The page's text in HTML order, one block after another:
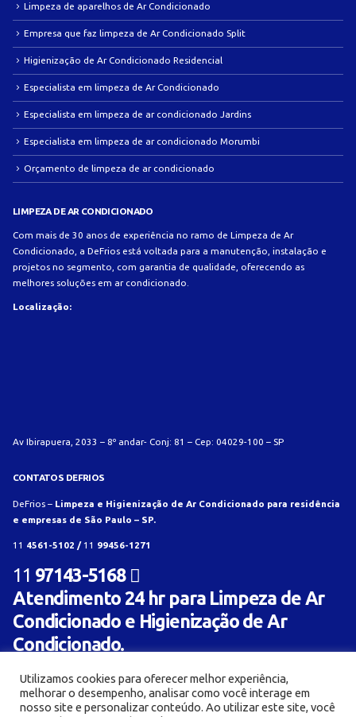
Limpeza de aparelhos de Ar Condicionado
Empresa que faz limpeza de Ar Condicionado Split
Higienização de Ar Condicionado Residencial
Especialista em limpeza de Ar Condicionado
Especialista em limpeza de ar condicionado Jardins
Especialista em limpeza de ar condicionado Morumbi
Orçamento de limpeza de ar condicionado
LIMPEZA DE AR CONDICIONADO
Com mais de 30 anos de experiência no ramo de Limpeza de Ar
Condicionado, a DeFrios está voltada para a manutenção, instalação e
projetos no segmento, com garantia de qualidade, oferecendo as
melhores soluções em ar condicionado.
Localização:
Av Ibirapuera, 2033 – 8º andar- Conj: 81 – Cep: 04029-100 – SP
CONTATOS DEFRIOS
DeFrios – Limpeza e Higienização de Ar Condicionado para residência
e empresas de São Paulo – SP.
11 4561-5102 / 11 99456-1271
11 97143-5168
Atendimento 24 hr para Limpeza de Ar
Condicionado e Higienização de Ar
Condicionado.
Utilizamos cookies para oferecer melhor experiência,
melhorar o desempenho, analisar como você interage em
nosso site e personalizar conteúdo. Ao utilizar este site, você